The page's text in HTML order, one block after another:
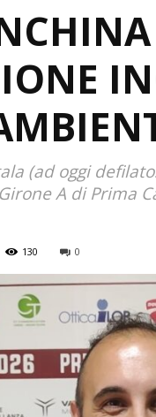
(ad oggi
A di Prima
130 0